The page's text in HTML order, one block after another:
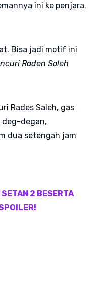
ini ke penjara.
Bisa jadi motif ini
Raden Saleh
Rades Saleh, gas
deg-degan,
dua setengah jam
2 BESERTA